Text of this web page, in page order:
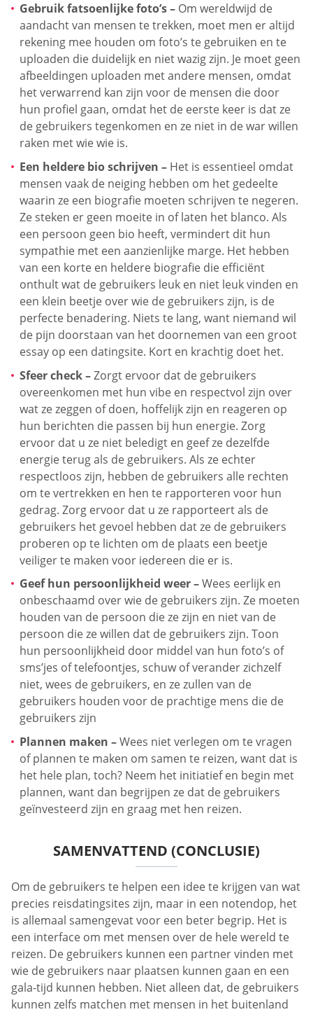
Gebruik fatsoenlijke foto’s – Om wereldwijd de
aandacht van mensen te trekken, moet men er altijd
rekening mee houden om foto’s te gebruiken en te
uploaden die duidelijk en niet wazig zijn. Je moet geen
afbeeldingen uploaden met andere mensen, omdat
het verwarrend kan zijn voor de mensen die door
hun profiel gaan, omdat het de eerste keer is dat ze
de gebruikers tegenkomen en ze niet in de war willen
raken met wie wie is.
Een heldere bio schrijven – Het is essentieel omdat
mensen vaak de neiging hebben om het gedeelte
waarin ze een biografie moeten schrijven te negeren.
Ze steken er geen moeite in of laten het blanco. Als
een persoon geen bio heeft, vermindert dit hun
sympathie met een aanzienlijke marge. Het hebben
van een korte en heldere biografie die efficiënt
onthult wat de gebruikers leuk en niet leuk vinden en
een klein beetje over wie de gebruikers zijn, is de
perfecte benadering. Niets te lang, want niemand wil
de pijn doorstaan van het doornemen van een groot
essay op een datingsite. Kort en krachtig doet het.
Sfeer check –Zorgt ervoor dat de gebruikers
overeenkomen met hun vibe en respectvol zijn over
wat ze zeggen of doen, hoffelijk zijn en reageren op
hun berichten die passen bij hun energie. Zorg
ervoor dat u ze niet beledigt en geef ze dezelfde
energie terug als de gebruikers. Als ze echter
respectloos zijn, hebben de gebruikers alle rechten
om te vertrekken en hen te rapporteren voor hun
gedrag. Zorg ervoor dat u ze rapporteert als de
gebruikers het gevoel hebben dat ze de gebruikers
proberen op te lichten om de plaats een beetje
veiliger te maken voor iedereen die er is.
Geef hun persoonlijkheid weer –Wees eerlijk en
onbeschaamd over wie de gebruikers zijn. Ze moeten
houden van de persoon die ze zijn en niet van de
persoon die ze willen dat de gebruikers zijn. Toon
hun persoonlijkheid door middel van hun foto’s of
sms’jes of telefoontjes, schuw of verander zichzelf
niet, wees de gebruikers, en ze zullen van de
gebruikers houden voor de prachtige mens die de
gebruikers zijn
Plannen maken –Wees niet verlegen om te vragen
of plannen te maken om samen te reizen, want dat is
het hele plan, toch? Neem het initiatief en begin met
plannen, want dan begrijpen ze dat de gebruikers
geïnvesteerd zijn en graag met hen reizen.
SAMENVATTEND (CONCLUSIE)
Om de gebruikers te helpen een idee te krijgen van wat
precies reisdatingsites zijn, maar in een notendop, het
is allemaal samengevat voor een beter begrip. Het is
een interface om met mensen over de hele wereld te
reizen. De gebruikers kunnen een partner vinden met
wie de gebruikers naar plaatsen kunnen gaan en een
gala-tijd kunnen hebben. Niet alleen dat, de gebruikers
kunnen zelfs matchen met mensen in het buitenland